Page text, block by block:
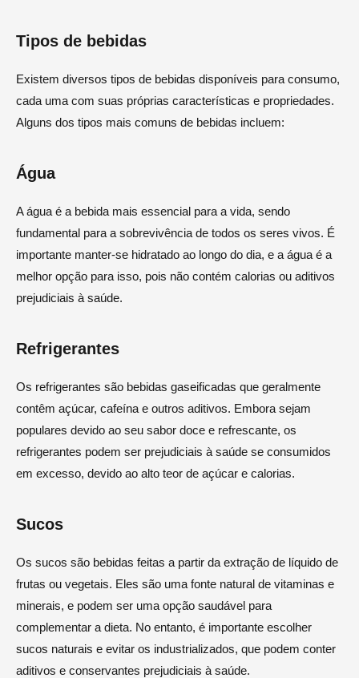
Tipos de bebidas
Existem diversos tipos de bebidas disponíveis para consumo,
cada uma com suas próprias características e propriedades.
Alguns dos tipos mais comuns de bebidas incluem:
Água
A água é a bebida mais essencial para a vida, sendo
fundamental para a sobrevivência de todos os seres vivos. É
importante manter-se hidratado ao longo do dia, e a água é a
melhor opção para isso, pois não contém calorias ou aditivos
prejudiciais à saúde.
Refrigerantes
Os refrigerantes são bebidas gaseificadas que geralmente
contêm açúcar, cafeína e outros aditivos. Embora sejam
populares devido ao seu sabor doce e refrescante, os
refrigerantes podem ser prejudiciais à saúde se consumidos
em excesso, devido ao alto teor de açúcar e calorias.
Sucos
Os sucos são bebidas feitas a partir da extração de líquido de
frutas ou vegetais. Eles são uma fonte natural de vitaminas e
minerais, e podem ser uma opção saudável para
complementar a dieta. No entanto, é importante escolher
sucos naturais e evitar os industrializados, que podem conter
aditivos e conservantes prejudiciais à saúde.